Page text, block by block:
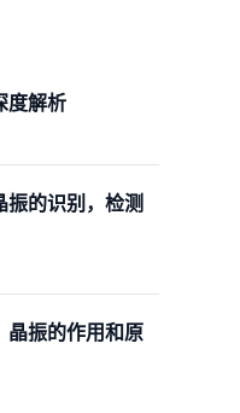
度解析
振的识别，检测
晶振的作用和原